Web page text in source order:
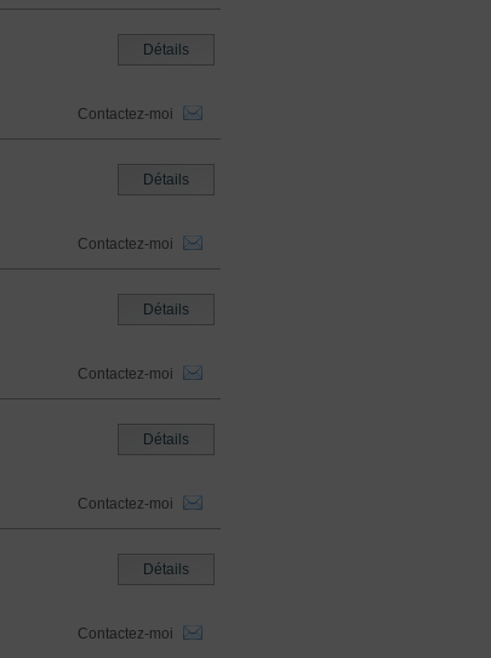
Détails
Contactez-moi
Détails
Contactez-moi
Détails
Contactez-moi
Détails
Contactez-moi
Détails
Contactez-moi